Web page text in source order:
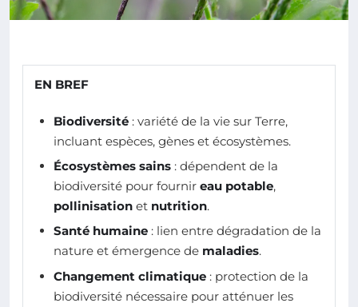
EN BREF
Biodiversité : variété de la vie sur Terre,
incluant espèces, gènes et écosystèmes.
Écosystèmes sains : dépendent de la
biodiversité pour fournir eau potable,
pollinisation et nutrition.
Santé humaine : lien entre dégradation de la
nature et émergence de maladies.
Changement climatique : protection de la
biodiversité nécessaire pour atténuer les